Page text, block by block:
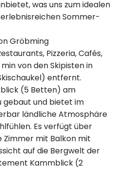
was uns zum idealen
Sommer-
Gröbming
Pizzeria, Cafés,
von den Skipisten in
entfernt.
(5 Betten) am
gebaut und bietet im
ländliche Atmosphäre
Es verfügt über
mit Balkon mit
auf die Bergwelt der
Kammblick (2